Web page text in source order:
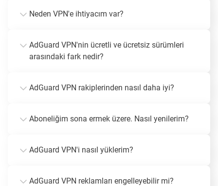
Neden VPN'e ihtiyacım var?
AdGuard VPN'nin ücretli ve ücretsiz sürümleri
arasındaki fark nedir?
AdGuard VPN rakiplerinden nasıl daha iyi?
Aboneliğim sona ermek üzere. Nasıl yenilerim?
AdGuard VPN'i nasıl yüklerim?
AdGuard VPN reklamları engelleyebilir mi?